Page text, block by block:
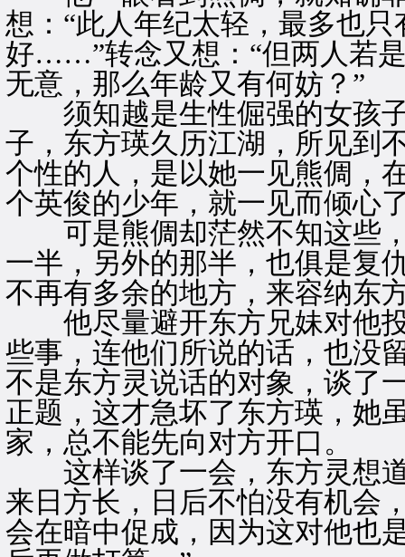
想：“此人年纪太轻，最多也
好……”转念又想：“但两人若
无意，那么年龄又有何妨？”
须知越是生性倔强的女孩子
子，东方瑛久历江湖，所见到
个性的人，是以她一见熊倜，
个英俊的少年，就一见而倾心
可是熊倜却茫然不知这些，
一半，另外的那半，也俱是复
不再有多余的地方，来容纳东
他尽量避开东方兄妹对他投
些事，连他们所说的话，也没
不是东方灵说话的对象，谈了
正题，这才急坏了东方瑛，她
家，总不能先向对方开口。
这样谈了一会，东方灵想道
来日方长，日后不怕没有机会
会在暗中促成，因为这对他也